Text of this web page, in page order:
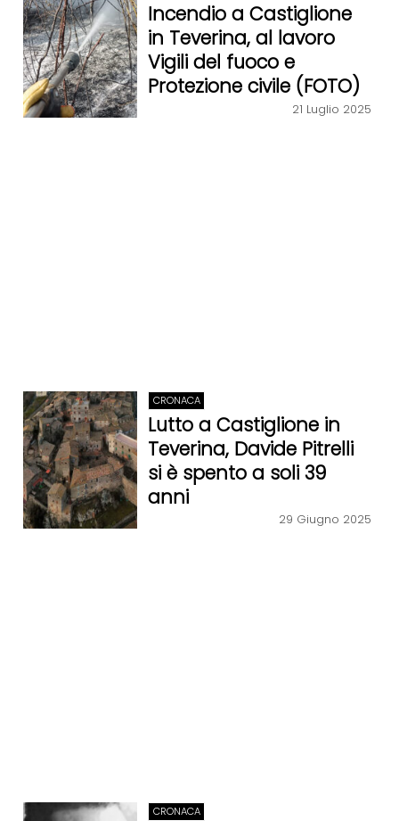
Incendio a Castiglione
in Teverina, al lavoro
Vigili del fuoco e
Protezione civile (FOTO)
21 Luglio 2025
CRONACA
Lutto a Castiglione in
Teverina, Davide Pitrelli
si è spento a soli 39
anni
29 Giugno 2025
CRONACA